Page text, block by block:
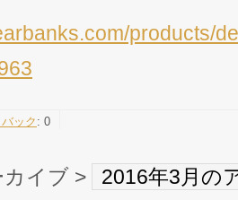
products/
ック: 0
カイブ > 2016年3月の